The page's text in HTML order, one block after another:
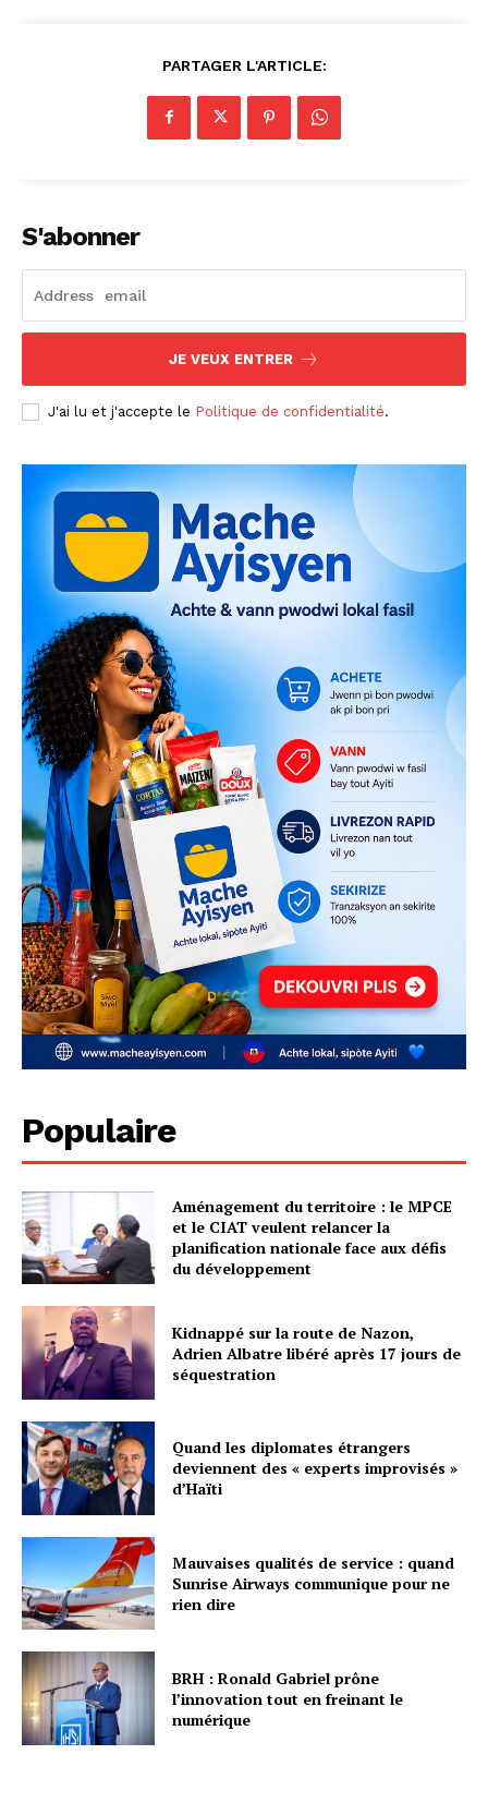
PARTAGER L'ARTICLE:
S'abonner
JE VEUX ENTRER
J'ai lu et j'accepte le Politique de confidentialité.
Populaire
Aménagement du territoire : le MPCE
et le CIAT veulent relancer la
planification nationale face aux défis
du développement
Kidnappé sur la route de Nazon,
Adrien Albatre libéré après 17 jours de
séquestration
Quand les diplomates étrangers
deviennent des « experts improvisés »
d’Haïti
Mauvaises qualités de service : quand
Sunrise Airways communique pour ne
rien dire
BRH : Ronald Gabriel prône
l’innovation tout en freinant le
numérique